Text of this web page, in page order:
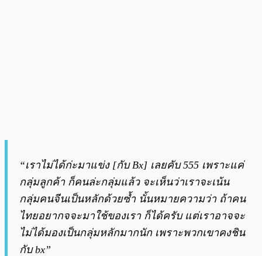
“เราไม่ได้ก่ะมาแข่ง [กับ Bx] เลยคับ 555 เพราะแค่
กลุ่มลูกค้า ก็คนล่ะกลุ่มแล้ว จะเห็นว่าเราจะเน้น
กลุ่มคนจีนเป็นหลักด้วยซ้ำ นั้นหมายความว่า ถ้าคน
ไทยอยากจจะมาใช้ของเรา ก็ได้ครับ แต่เราอาจจะ
ไม่ได้มองเป็นกลุ่มหลักมากนัก เพราะพวกเขาคงชิน
กับ bx”